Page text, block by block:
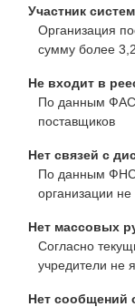
Участник
Организация
сумму более
Не входит в
По данным ФАС,
поставщиков
Нет связей с
По данным ФНС,
организации
Нет массовых
Согласно
учредители не
Нет сообщений